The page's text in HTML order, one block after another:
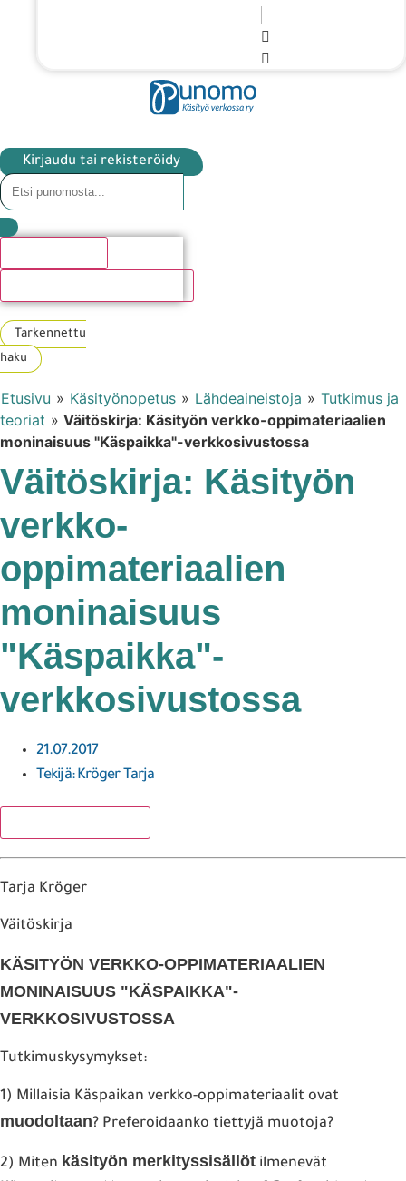
Kirjaudu tai rekisteröidy
Tarkennettu
haku
Etusivu » Käsityönopetus » Lähdeaineistoja » Tutkimus ja
teoriat » Väitöskirja: Käsityön verkko-oppimateriaalien
moninaisuus "Käspaikka"-verkkosivustossa
Väitöskirja: Käsityön
verkko-
oppimateriaalien
moninaisuus
"Käspaikka"-
verkkosivustossa
21.07.2017
Tekijä:Kröger Tarja
Tarja Kröger
Väitöskirja
KÄSITYÖN VERKKO-OPPIMATERIAALIEN
MONINAISUUS "KÄSPAIKKA"-
VERKKOSIVUSTOSSA
Tutkimuskysymykset:
1) Millaisia Käspaikan verkko-oppimateriaalit ovat
muodoltaan? Preferoidaanko tiettyjä muotoja?
2) Miten käsityön merkityssisällöt ilmenevät